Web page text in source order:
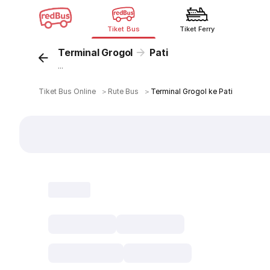
Tiket Bus Tiket Ferry
Terminal Grogol Pati
...
Tiket Bus Online ＞ Rute Bus ＞ Terminal Grogol ke Pati